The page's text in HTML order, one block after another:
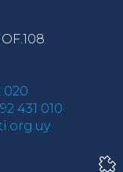
020
431 010